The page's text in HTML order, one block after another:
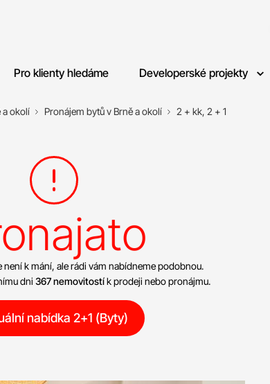
Pro klienty hledáme Developerské projekty
a okolí Pronájem bytů v Brně a okolí 2 + kk, 2 + 1
není k mání, ale rádi vám nabídneme podobnou.
dni 367 nemovitostík prodeji nebo pronájmu.
nabídka 2+1 (Byty)